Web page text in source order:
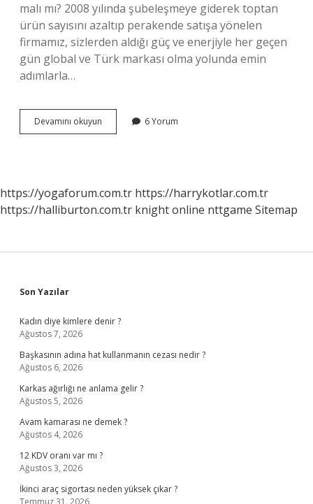
malı mı? 2008 yılında şubeleşmeye giderek toptan
ürün sayısını azaltıp perakende satışa yönelen
firmamız, sizlerden aldığı güç ve enerjiyle her geçen
gün global ve Türk markası olma yolunda emin
adımlarla…
Devamını okuyun
Mobilya
6 Yorum
https://yogaforum.com.tr https://harrykotlar.com.tr
https://halliburton.com.tr knight online nttgame Sitemap
Sidebar
Son Yazılar
Kadın diye kimlere denir ?
Ağustos 7, 2026
Başkasının adına hat kullanmanın cezası nedir ?
Ağustos 6, 2026
Karkas ağırlığı ne anlama gelir ?
Ağustos 5, 2026
Avam kamarası ne demek ?
Ağustos 4, 2026
12 KDV oranı var mı ?
Ağustos 3, 2026
İkinci araç sigortası neden yüksek çıkar ?
Temmuz 31, 2026